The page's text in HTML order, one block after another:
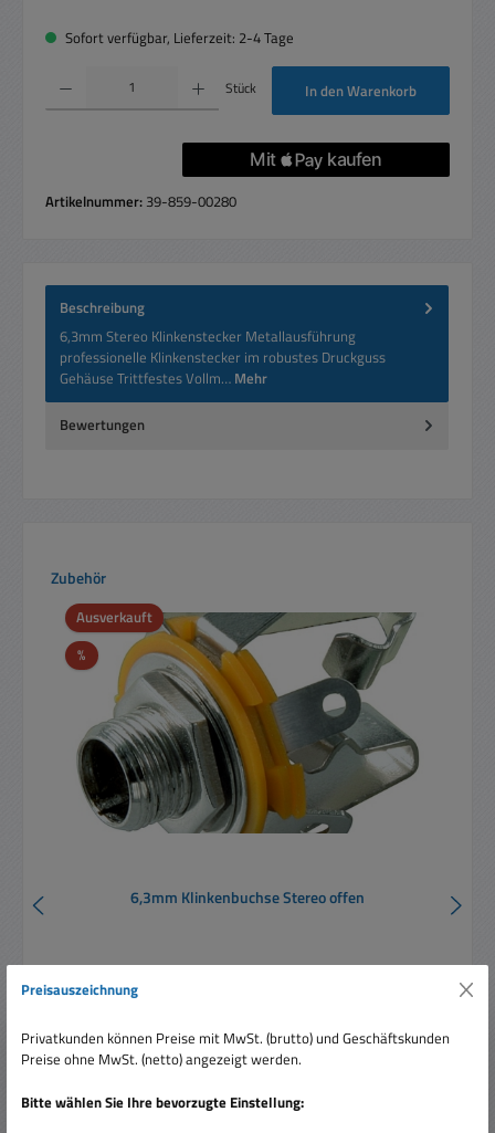
Sofort verfügbar, Lieferzeit: 2-4 Tage
Produkt Anzahl: Gib den gewünschten Wert ein oder benutze die Schaltflächen um
Stück In den Warenkorb
Artikelnummer: 39-859-00280
Beschreibung
6,3mm Stereo Klinkenstecker Metallausführung
professionelle Klinkenstecker im robustes Druckguss
Gehäuse Trittfestes Vollm… Mehr
Bewertungen
Produktgalerie überspringen
Zubehör
Ausverkauft
%Rabatt
6,3mm Klinkenbuchse Stereo offen
Verkaufspreis:
1,90 € (57.89% gespart)
Preise inkl. MwSt. zzgl. Versandkosten
Preisauszeichnung
Privatkunden können Preise mit MwSt. (brutto) und Geschäftskunden
Preise ohne MwSt. (netto) angezeigt werden.
Bitte wählen Sie Ihre bevorzugte Einstellung: